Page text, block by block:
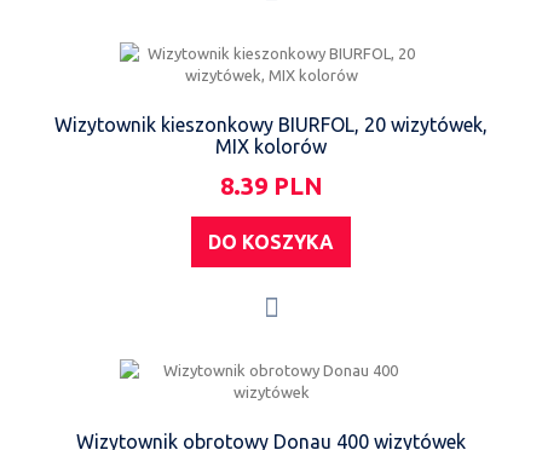
Wizytownik kieszonkowy BIURFOL, 20 wizytówek,
MIX kolorów
8.39 PLN
DO KOSZYKA
Wizytownik obrotowy Donau 400 wizytówek